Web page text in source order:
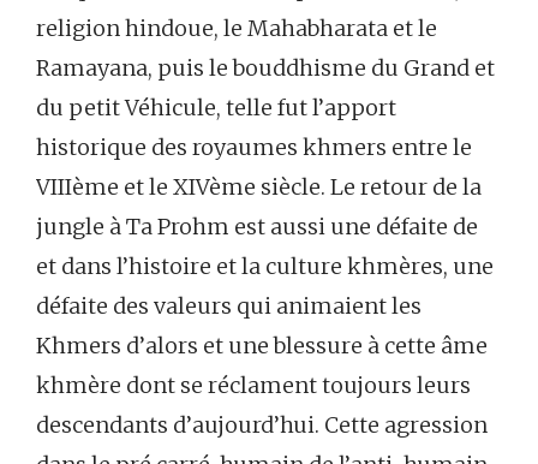
religion hindoue, le Mahabharata et le
Ramayana, puis le bouddhisme du Grand et
du petit Véhicule, telle fut l’apport
historique des royaumes khmers entre le
VIIIème et le XIVème siècle. Le retour de la
jungle à Ta Prohm est aussi une défaite de
et dans l’histoire et la culture khmères, une
défaite des valeurs qui animaient les
Khmers d’alors et une blessure à cette âme
khmère dont se réclament toujours leurs
descendants d’aujourd’hui. Cette agression